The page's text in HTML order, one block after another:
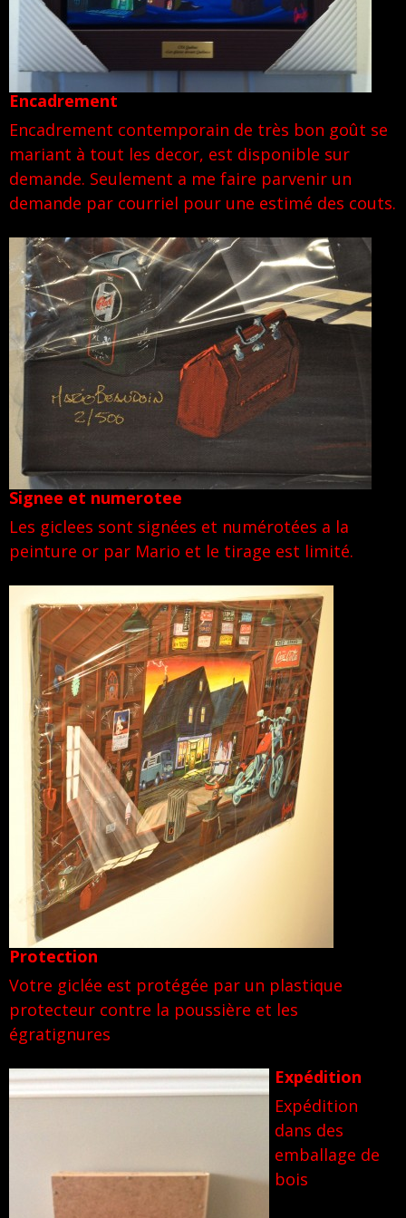
Encadrement
Encadrement contemporain de très bon goût se
mariant à tout les decor, est disponible sur
demande. Seulement a me faire parvenir un
demande par courriel pour une estimé des couts.
Signee et numerotee
Les giclees sont signées et numérotées a la
peinture or par Mario et le tirage est limité.
Protection
Votre giclée est protégée par un plastique
protecteur contre la poussière et les
égratignures
Expédition
Expédition
dans des
emballage de
bois